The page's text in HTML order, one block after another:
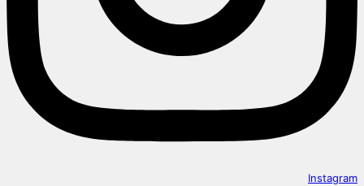
Instagram